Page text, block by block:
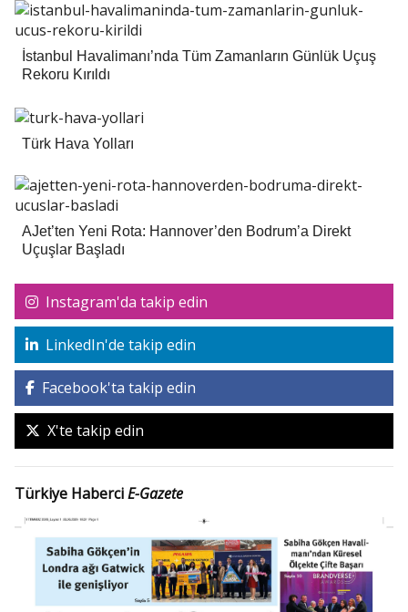
İstanbul Havalimanı’nda Tüm Zamanların Günlük Uçuş
Rekoru Kırıldı
Türk Hava Yolları
AJet’ten Yeni Rota: Hannover’den Bodrum’a Direkt
Uçuşlar Başladı
Instagram'da takip edin
LinkedIn'de takip edin
Facebook'ta takip edin
X'te takip edin
Türkiye HaberciE-Gazete